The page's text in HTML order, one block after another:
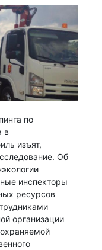
по
в
изъят,
Об
инспекторы
ресурсов
организации